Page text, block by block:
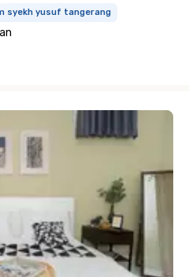
syekh yusuf tangerang